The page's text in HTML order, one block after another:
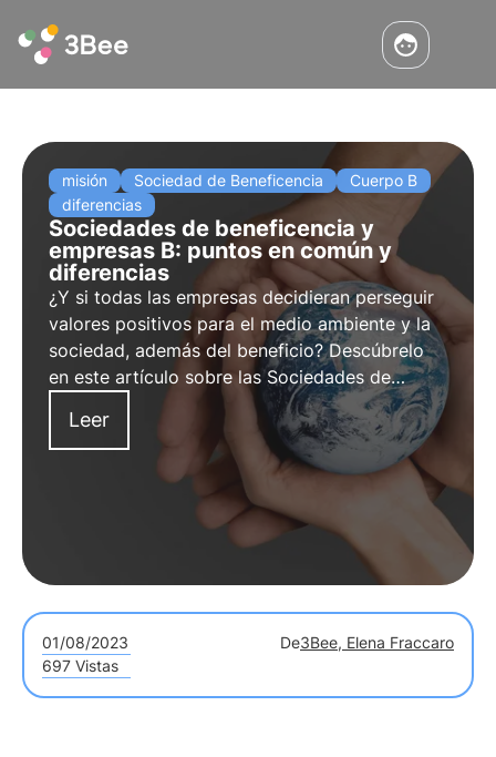
misión Sociedad de Beneficencia
Cuerpo B
diferencias
Sociedades de beneficencia y
empresas B: puntos en común y
diferencias
¿Y si todas las empresas decidieran perseguir
valores positivos para el medio ambiente y la
sociedad, además del beneficio? Descúbrelo
en este artículo sobre las Sociedades de
Beneficencia y las Empresas B. Aprende más
con las Píldoras del Oasis, la Academia Digital
de 3Bee para profesionales de la
sostenibilidad.
Leer
01/08/2023 De3Bee, Elena Fraccaro
697 Vistas